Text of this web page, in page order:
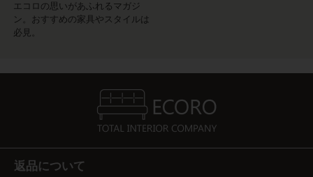
エコロの思いがあふれるマガジ
ン。おすすめの家具やスタイルは
必見。
返品について